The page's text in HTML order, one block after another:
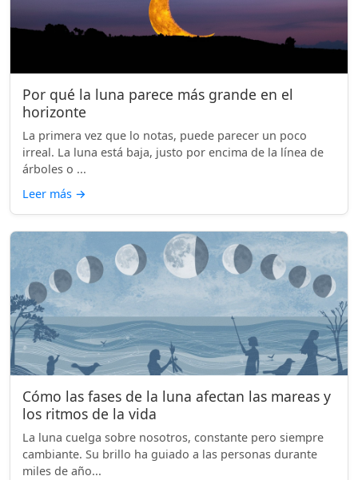
Por qué la luna parece más grande en el
horizonte
La primera vez que lo notas, puede parecer un poco
irreal. La luna está baja, justo por encima de la línea de
árboles o ...
Leer más →
Cómo las fases de la luna afectan las mareas y
los ritmos de la vida
La luna cuelga sobre nosotros, constante pero siempre
cambiante. Su brillo ha guiado a las personas durante
miles de año...